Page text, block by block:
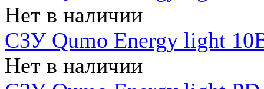
Нет в наличии
СЗУ Qumo Energy light
Нет в наличии